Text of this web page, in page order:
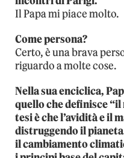
Il Papa mi piace molto.
Come persona?
Certo, è una brava
riguardo a molte cose.
Nella sua enciclica,
quello che definisce “il
tesi è che l’avidità e il
distruggendo il
il cambiamento